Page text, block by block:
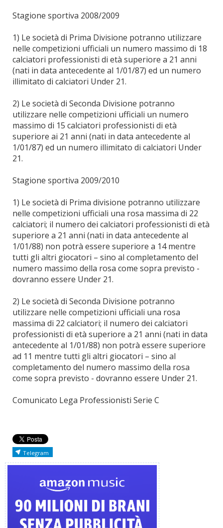
Stagione sportiva 2008/2009
1) Le società di Prima Divisione potranno utilizzare
nelle competizioni ufficiali un numero massimo di 18
calciatori professionisti di età superiore a 21 anni
(nati in data antecedente al 1/01/87) ed un numero
illimitato di calciatori Under 21.
2) Le società di Seconda Divisione potranno
utilizzare nelle competizioni ufficiali un numero
massimo di 15 calciatori professionisti di età
superiore ai 21 anni (nati in data antecedente al
1/01/87) ed un numero illimitato di calciatori Under
21.
Stagione sportiva 2009/2010
1) Le società di Prima divisione potranno utilizzare
nelle competizioni ufficiali una rosa massima di 22
calciatori; il numero dei calciatori professionisti di età
superiore a 21 anni (nati in data antecedente al
1/01/88) non potrà essere superiore a 14 mentre
tutti gli altri giocatori – sino al completamento del
numero massimo della rosa come sopra previsto -
dovranno essere Under 21.
2) Le società di Seconda Divisione potranno
utilizzare nelle competizioni ufficiali una rosa
massima di 22 calciatori; il numero dei calciatori
professionisti di età superiore a 21 anni (nati in data
antecedente al 1/01/88) non potrà essere superiore
ad 11 mentre tutti gli altri giocatori – sino al
completamento del numero massimo della rosa
come sopra previsto - dovranno essere Under 21.
Comunicato Lega Professionisti Serie C
Telegram